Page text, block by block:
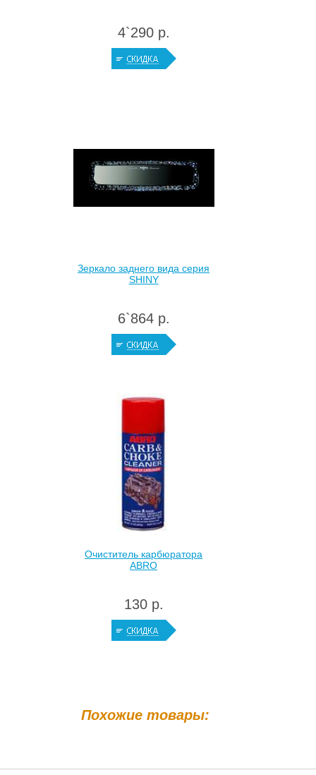
Похожие товары:
4`290 р.
Зеркало заднего вида серия
SHINY
6`864 р.
Очиститель карбюратора
ABRO
130 р.